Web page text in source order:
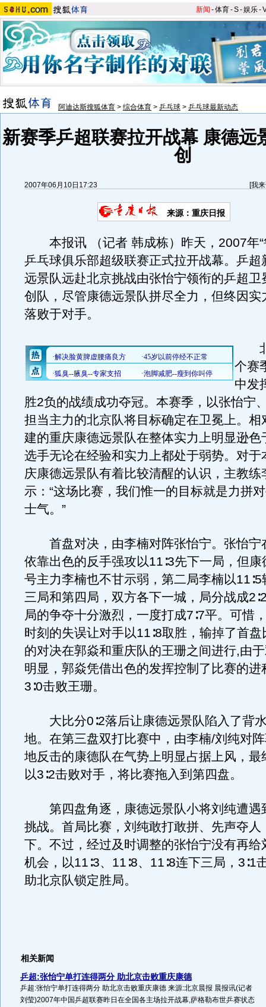
新闻 -体育-S-娱乐-
阿迪达斯搜狐体育 > 综合体育 > 乒乓球 > 乒乓球最新动态
新赛季乒超联赛拉开战幕 康德远
创
2007年06月10日17:23 [我
来源：重庆日报
本报讯 （记者 韩成栋）昨天，2007年“
乒乓球俱乐部超级联赛正式拉开战幕。乒超
远景队远赴北京挑战由张怡宁领衔的乒超卫
创队，尽管康德远景队拼尽全力，但终因实
落败于对手。
北
个赛
中发
胜2负的战绩成功夺冠。本赛季，以张怡宁
担当主力的北京队将目标确定在卫冕上。相
建的重庆康德远景队在整体实力上明显逊色
选手无论在经验和实力上都处于弱势。对于
庆康德远景队有着比较清醒的认识，主教练
示：“这场比赛，我们惟一的目标就是力拼
士气。”
首盘对决，由李楠对阵张怡宁。张怡宁
依靠出色的反手强攻以11∶3先下一局，但
号主力李楠也不甘示弱，第二局李楠以
三局和第四局，双方各下一城，局分战成
局的争夺十分激烈，一度打成7∶7平。可惜
时刻的失误让对手以11∶8取胜，输掉了首
的对决在郭焱和重庆队的王珊之间进行,由
明显，郭焱凭借出色的发挥控制了比赛的进
3∶0击败王珊。
大比分0∶2落后让康德远景队陷入了背
地。在第三盘双打比赛中，由李楠/刘纯对
地反击的康德队在气势上明显占据上风，最
以3∶2击败对手，将比赛拖入到第四盘。
第四盘角逐，康德远景队小将刘纯遭遇
挑战。首局比赛，刘纯敢打敢拼、先声夺人
下。不过，经过及时调整的张怡宁没有再给
机会，以11∶3、11∶8、11∶8连下三局，3∶1
助北京队锁定胜局。
相关新闻
乒超:张怡宁单打连得两分 助北京击败重庆康德
乒超:张怡宁单打连得两分 助北京击败重庆康德 来源:北京晨报 晨报讯(记者
刘莹)2007年中国乒超联赛昨日在全国各主场拉开战幕,萨格勒布世乒赛状态